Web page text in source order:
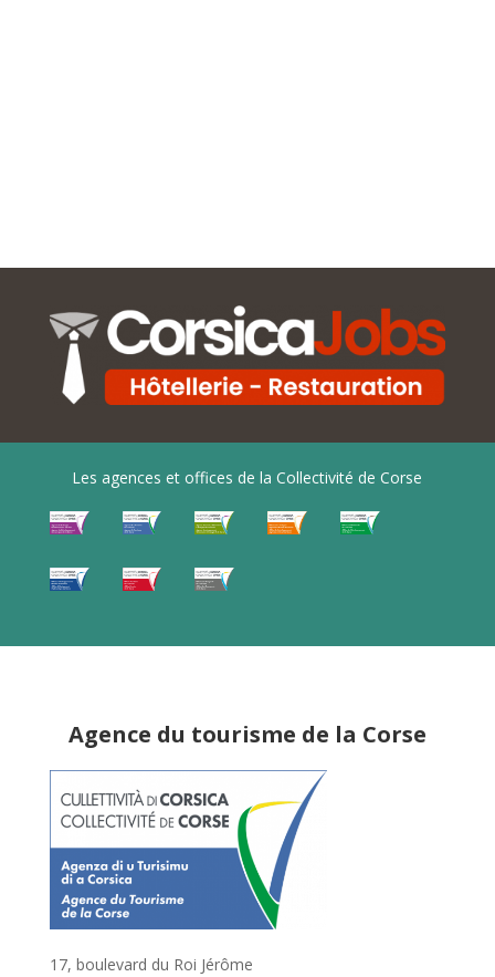
Les agences et offices de la Collectivité de Corse
Agence du tourisme de la Corse
17, boulevard du Roi Jérôme